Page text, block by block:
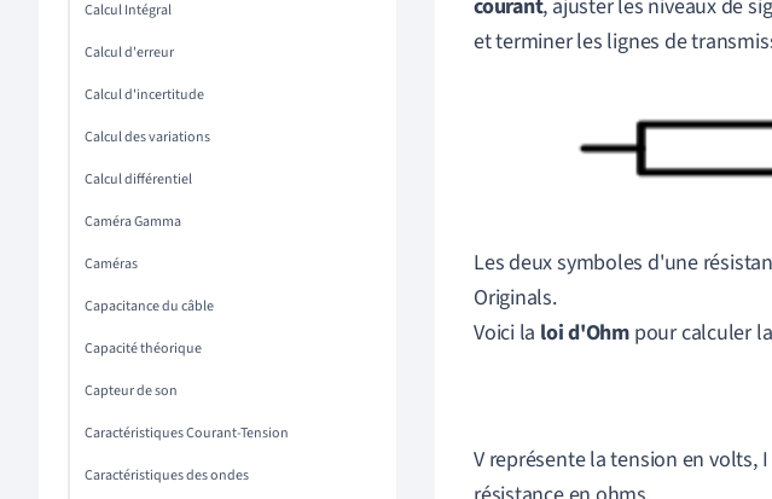
Calcul Intégral
Calcul d'erreur
Calcul d'incertitude
Calcul des variations
Calcul différentiel
Caméra Gamma
Caméras
Capacitance du câble
Capacité théorique
Capteur de son
Caractéristiques Courant-Tension
Caractéristiques des ondes
courant, ajuster les niveaux de
et terminer les lignes de
Les deux symboles d'une
Originals.
Voici la loi d'Ohm pour calculer
V représente la tension en volts,